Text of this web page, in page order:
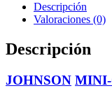
Descripción
Valoraciones (0)
Descripción
JOHNSON